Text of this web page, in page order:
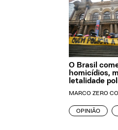
O Brasil
homicídios,
letalidade
MARCO ZERO
OPINIÃO